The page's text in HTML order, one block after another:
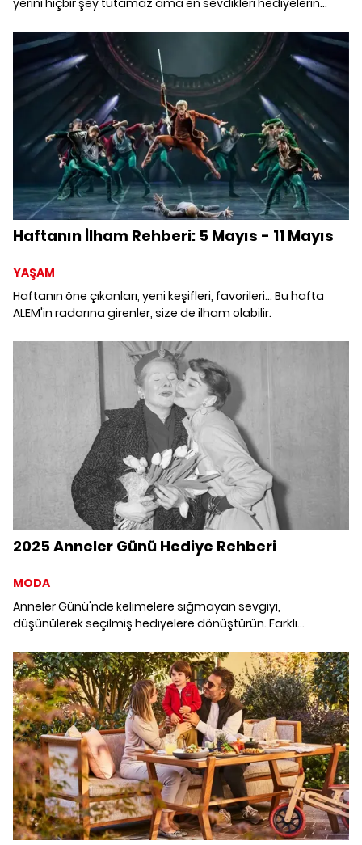
onları daha özel hissettirecek parfümlerden birkaçı güzel
bir seçim olabilir.
Haftanın İlham Rehberi: 5 Mayıs - 11 Mayıs
YAŞAM
Haftanın öne çıkanları, yeni keşifleri, favorileri... Bu hafta
ALEM'in radarına girenler, size de ilham olabilir.
2025 Anneler Günü Hediye Rehberi
MODA
Anneler Günü'nde kelimelere sığmayan sevgiyi,
düşünülerek seçilmiş hediyelere dönüştürün. Farklı
ritmine stil yoluyla uzanın.